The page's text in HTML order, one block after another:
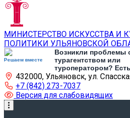
МИНИСТЕРСТВО ИСКУССТВА И
ПОЛИТИКИ УЛЬЯНОВСКОЙ
Решаем вместе
Возникли проблемы
турагентством или
туроператором? Есть
предложения по
туризма и
инфраструктуры?
этом
432000, Ульяновск, ул.
+7 (842) 273-7037
Версия для слабовидящих